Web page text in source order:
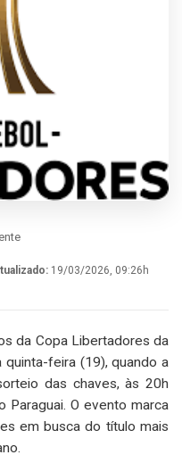
19/03/2026, 09:26h
da Copa Libertadores da
feira (19), quando a
das chaves, às 20h
Paraguai. O evento marca
em busca do título mais